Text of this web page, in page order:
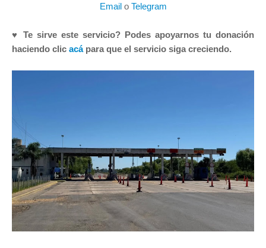
Emailo Telegram
♥ Te sirve este servicio? Podes apoyarnos tu donación
haciendo clic acápara que el servicio siga creciendo.